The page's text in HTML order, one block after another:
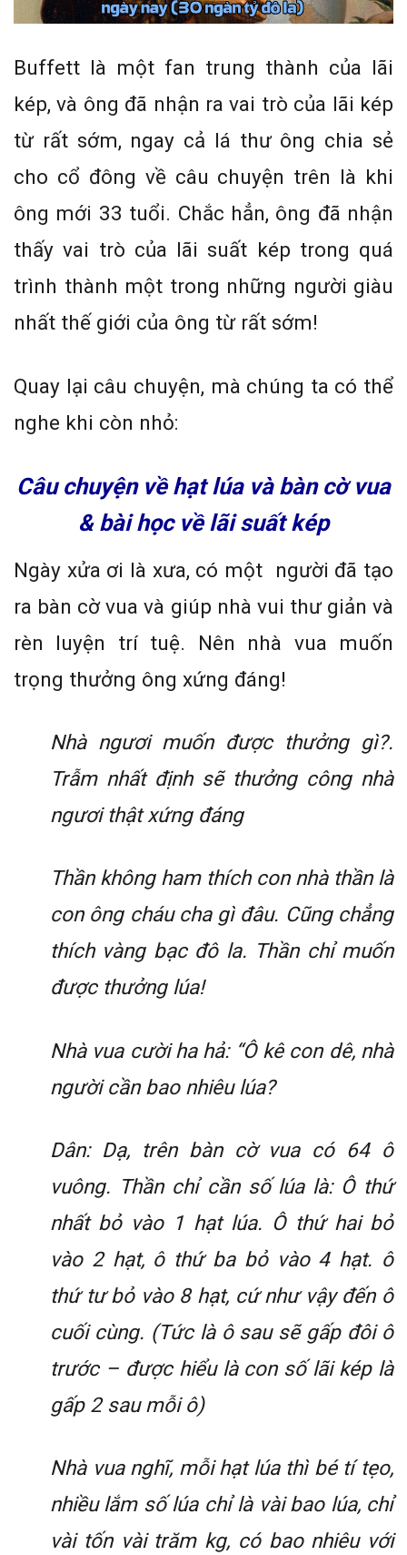
Buffett là một fan trung thành của lãi
kép, và ông đã nhận ra vai trò của lãi kép
từ rất sớm, ngay cả lá thư ông chia sẻ
cho cổ đông về câu chuyện trên là khi
ông mới 33 tuổi. Chắc hẳn, ông đã nhận
thấy vai trò của lãi suất kép trong quá
trình thành một trong những người giàu
nhất thế giới của ông từ rất sớm!
Quay lại câu chuyện, mà chúng ta có thể
nghe khi còn nhỏ:
Câu chuyện về hạt lúa và bàn cờ vua
& bài học về lãi suất kép
Ngày xửa ơi là xưa, có một người đã tạo
ra bàn cờ vua và giúp nhà vui thư giản và
rèn luyện trí tuệ. Nên nhà vua muốn
trọng thưởng ông xứng đáng!
Nhà ngươi muốn được thưởng gì?.
Trẫm nhất định sẽ thưởng công nhà
ngươi thật xứng đáng
Thần không ham thích con nhà thần là
con ông cháu cha gì đâu. Cũng chẳng
thích vàng bạc đô la. Thần chỉ muốn
được thưởng lúa!
Nhà vua cười ha hả: “Ô kê con dê, nhà
người cần bao nhiêu lúa?
Dân: Dạ, trên bàn cờ vua có 64 ô
vuông. Thần chỉ cần số lúa là: Ô thứ
nhất bỏ vào 1 hạt lúa. Ô thứ hai bỏ
vào 2 hạt, ô thứ ba bỏ vào 4 hạt. ô
thứ tư bỏ vào 8 hạt, cứ như vậy đến ô
cuối cùng. (Tức là ô sau sẽ gấp đôi ô
trước – được hiểu là con số lãi kép là
gấp 2 sau mỗi ô)
Nhà vua nghĩ, mỗi hạt lúa thì bé tí tẹo,
nhiều lắm số lúa chỉ là vài bao lúa, chỉ
vài tốn vài trăm kg, có bao nhiêu với